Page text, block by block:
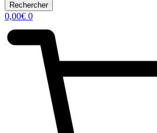
Rechercher
0,00€ 0